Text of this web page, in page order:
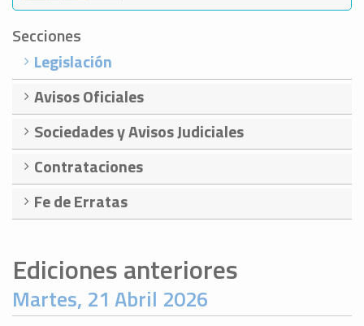
Secciones
Legislación
Avisos Oficiales
Sociedades y Avisos Judiciales
Contrataciones
Fe de Erratas
Ediciones anteriores
Martes, 21 Abril 2026